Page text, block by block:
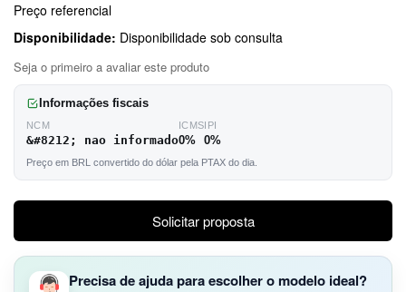
Preço referencial
Disponibilidade: Disponibilidade sob consulta
Seja o primeiro a avaliar este produto
Informações fiscais
NCM
&#8212; nao informado
ICMS
0%
IPI
0%
Preço em BRL convertido do dólar pela PTAX do dia.
Solicitar proposta
Precisa de ajuda para escolher o modelo ideal?